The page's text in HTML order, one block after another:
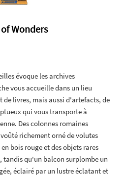
Wonders
évoque les archives
vous accueille dans un lieu
de livres, mais aussi d'artefacts, de
qui vous transporte à
Des colonnes romaines
richement orné de volutes
bois rouge et des objets rares
tandis qu'un balcon surplombe un
éclairé par un lustre éclatant et